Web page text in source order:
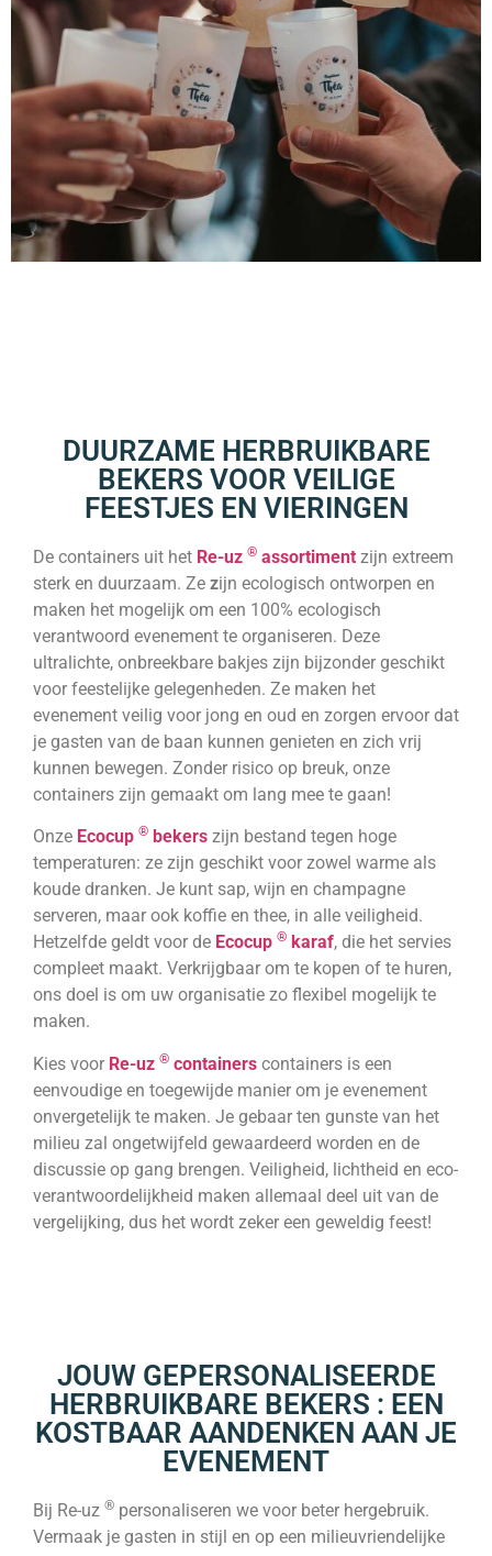
DUURZAME HERBRUIKBARE
BEKERS VOOR VEILIGE
FEESTJES EN VIERINGEN
De containers uit het Re-uz ® assortiment zijn extreem
sterk en duurzaam. Ze zijn ecologisch ontworpen en
maken het mogelijk om een 100% ecologisch
verantwoord evenement te organiseren. Deze
ultralichte, onbreekbare bakjes zijn bijzonder geschikt
voor feestelijke gelegenheden. Ze maken het
evenement veilig voor jong en oud en zorgen ervoor dat
je gasten van de baan kunnen genieten en zich vrij
kunnen bewegen. Zonder risico op breuk, onze
containers zijn gemaakt om lang mee te gaan!
Onze Ecocup ® bekers zijn bestand tegen hoge
temperaturen: ze zijn geschikt voor zowel warme als
koude dranken. Je kunt sap, wijn en champagne
serveren, maar ook koffie en thee, in alle veiligheid.
Hetzelfde geldt voor de Ecocup ® karaf, die het servies
compleet maakt. Verkrijgbaar om te kopen of te huren,
ons doel is om uw organisatie zo flexibel mogelijk te
maken.
Kies voor Re-uz ® containers containers is een
eenvoudige en toegewijde manier om je evenement
onvergetelijk te maken. Je gebaar ten gunste van het
milieu zal ongetwijfeld gewaardeerd worden en de
discussie op gang brengen. Veiligheid, lichtheid en eco-
verantwoordelijkheid maken allemaal deel uit van de
vergelijking, dus het wordt zeker een geweldig feest!
JOUW GEPERSONALISEERDE
HERBRUIKBARE BEKERS : EEN
KOSTBAAR AANDENKEN AAN JE
EVENEMENT
Bij Re-uz ® personaliseren we voor beter hergebruik.
Vermaak je gasten in stijl en op een milieuvriendelijke